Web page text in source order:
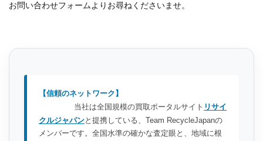
お問い合わせフォームよりお尋ねくださいませ。
【信頼のネットワーク】
当社は全国規模の買取ポータルサイト リサイ
クルジャパンと提携している、Team RecycleJapanの
メンバーです。全国水準の確かな査定眼と、地域に根